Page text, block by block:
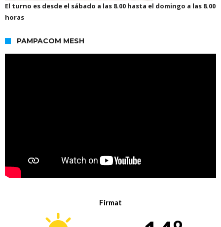
El turno es desde el sábado a las 8.00 hasta el domingo a las 8.00
horas
PAMPACOM MESH
Firmat